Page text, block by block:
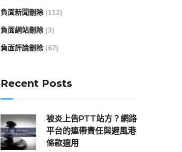
負面新聞刪除 (112)
負面網站刪除 (3)
負面評論刪除 (67)
Recent Posts
被炎上告PTT站方？網路
平台的連帶責任與避風港
條款適用